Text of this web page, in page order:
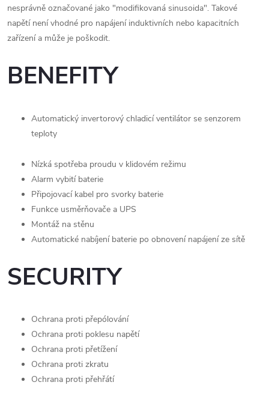
nesprávně označované jako "modifikovaná sinusoida". Takové
napětí není vhodné pro napájení induktivních nebo kapacitních
zařízení a může je poškodit.
BENEFITY
Automatický invertorový chladicí ventilátor se senzorem
teploty
Nízká spotřeba proudu v klidovém režimu
Alarm vybití baterie
Připojovací kabel pro svorky baterie
Funkce usměrňovače a UPS
Montáž na stěnu
Automatické nabíjení baterie po obnovení napájení ze sítě
SECURITY
Ochrana proti přepólování
Ochrana proti poklesu napětí
Ochrana proti přetížení
Ochrana proti zkratu
Ochrana proti přehřátí